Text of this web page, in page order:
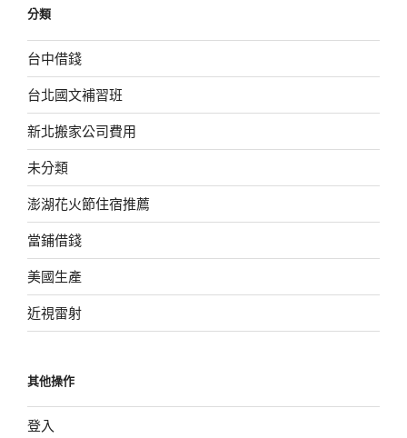
分類
台中借錢
台北國文補習班
新北搬家公司費用
未分類
澎湖花火節住宿推薦
當鋪借錢
美國生產
近視雷射
其他操作
登入